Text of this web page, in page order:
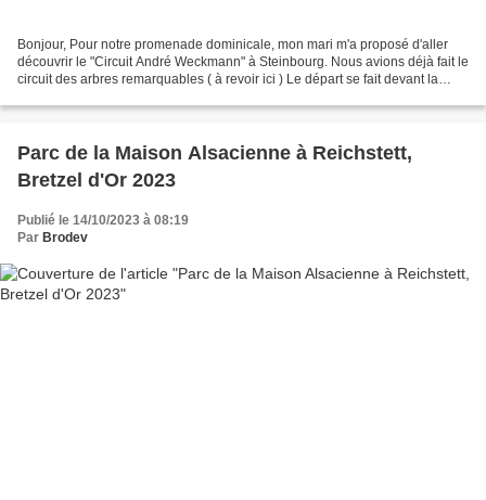
Bonjour, Pour notre promenade dominicale, mon mari m'a proposé d'aller
découvrir le "Circuit André Weckmann" à Steinbourg. Nous avions déjà fait le
circuit des arbres remarquables ( à revoir ici ) Le départ se fait devant la
Parc de la Maison Alsacienne à Reichstett,
Bretzel d'Or 2023
Publié le 14/10/2023 à 08:19
Par Brodev